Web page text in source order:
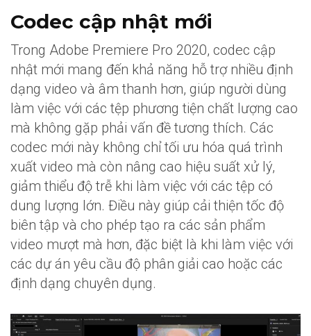
Codec cập nhật mới
Trong Adobe Premiere Pro 2020, codec cập
nhật mới mang đến khả năng hỗ trợ nhiều định
dạng video và âm thanh hơn, giúp người dùng
làm việc với các tệp phương tiện chất lượng cao
mà không gặp phải vấn đề tương thích. Các
codec mới này không chỉ tối ưu hóa quá trình
xuất video mà còn nâng cao hiệu suất xử lý,
giảm thiểu độ trễ khi làm việc với các tệp có
dung lượng lớn. Điều này giúp cải thiện tốc độ
biên tập và cho phép tạo ra các sản phẩm
video mượt mà hơn, đặc biệt là khi làm việc với
các dự án yêu cầu độ phân giải cao hoặc các
định dạng chuyên dụng.